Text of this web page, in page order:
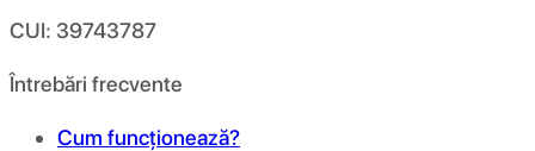
CUI: 39743787
Întrebări frecvente
Cum funcționează?